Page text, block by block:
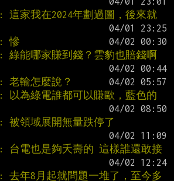
: 這家我在2024年劃過圖，後來就
: 慘
: 綠能哪家賺到錢？雲豹也賠錢啊
: 老輸怎麼說？
: 以為綠電誰都可以賺歐，藍色的
: 被領域展開無量跌停了
: 台電也是夠夭壽的 這樣誰還敢接
: 去年8月起就問題一堆了，至今多